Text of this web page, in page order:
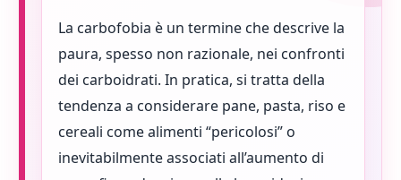
La carbofobia è un termine che descrive la
paura, spesso non razionale, nei confronti
dei carboidrati. In pratica, si tratta della
tendenza a considerare pane, pasta, riso e
cereali come alimenti “pericolosi” o
inevitabilmente associati all’aumento di